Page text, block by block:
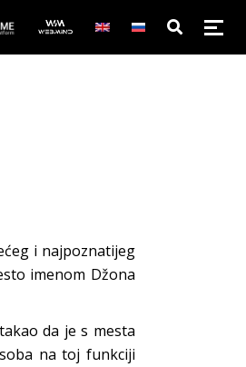
i najpoznatijeg
imenom Džona
da je s mesta
na toj funkciji